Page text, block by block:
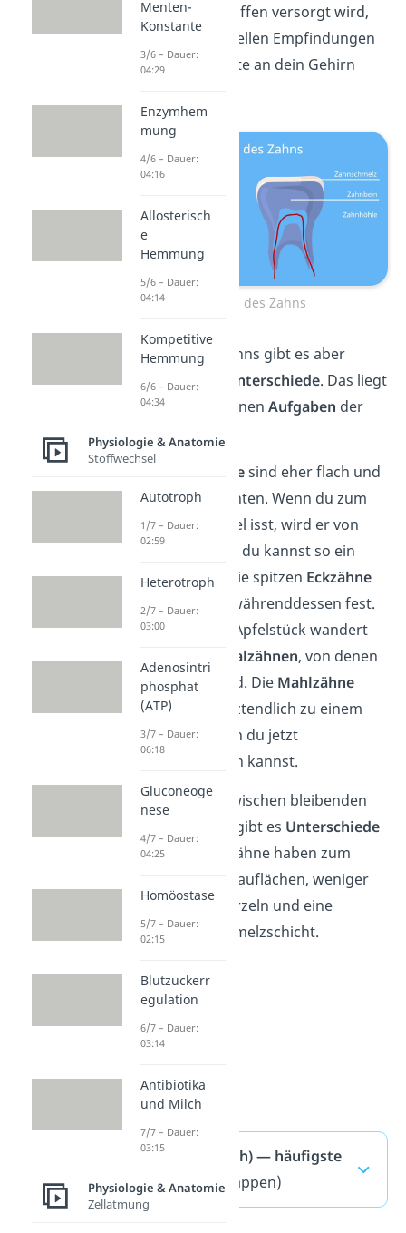
wichtigen Nährstoffen versorgt wird,
leiten die Nervenzellen Empfindungen
wie Hitze oder Kälte an dein Gehirn
Aufbau des Zahns
Je nach Art des Zahns gibt es aber
trotzdem kleine
Unterschiede. Das liegt
an den verschiedenen Aufgaben der
Zähne.
Schneidezähnesind eher flach und
haben scharfe Kanten. Wenn du zum
Beispiel einen Apfel isst, wird er von
ihnenzerteilt
und du kannst so ein
Stück abbeißen. Die spitzen Eckzähne
halten den Apfel währenddessen fest.
Das abgebissene Apfelstück wandert
Vormalzähnen, von denen
zerkleinert wird. Die Mahlzähne
zermahlen
ihn letztendlich zu einem
Nahrungsbrei, den du jetzt
herunterschlucken kannst.
Übrigens:Auch zwischen bleibenden
und Milchzähnen gibt es Unterschiede
im Aufbau. Milchzähne haben zum
Beispiel kleinere Kauflächen, weniger
tief reichende Wurzeln und eine
dünnere Zahnschmelzschicht.
Gebiss (Mensch) — häufigste
Fragen(ausklappen)
Menten-
Konstante
3/6 – Dauer:
04:29
Enzymhem
mung
4/6 – Dauer:
04:16
Allosterisch
e
Hemmung
5/6 – Dauer:
04:14
Kompetitive
Hemmung
6/6 – Dauer:
04:34
Physiologie & Anatomie
Stoffwechsel
Autotroph
1/7 – Dauer:
02:59
Heterotroph
2/7 – Dauer:
03:00
Adenosintri
phosphat
(ATP)
3/7 – Dauer:
06:18
Gluconeoge
nese
4/7 – Dauer:
04:25
Homöostase
5/7 – Dauer:
02:15
Blutzuckerr
egulation
6/7 – Dauer:
03:14
Antibiotika
und Milch
7/7 – Dauer:
03:15
Physiologie & Anatomie
Zellatmung